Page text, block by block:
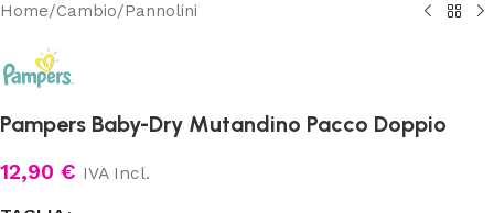
Home/Cambio/Pannolini
Pampers Baby-Dry Mutandino Pacco Doppio
12,90 € IVA Incl.